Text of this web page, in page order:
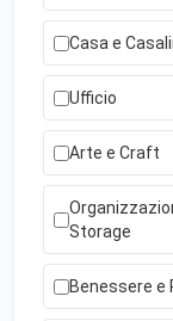
Casa e
Ufficio
Arte e Craft
Storage
Benessere e